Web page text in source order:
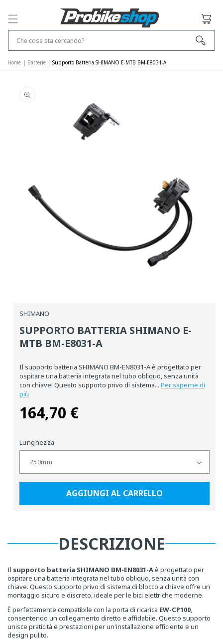
CONTENUTO
Che cosa sta cercando?
Cestino
Home | Batterie | Supporto Batteria SHIMANO E-MTB BM-E8031-A
PRODOTTO
finestra
SHIMANO
SUPPORTO BATTERIA SHIMANO E-
MTB BM-E8031-A
Il supporto batteria SHIMANO BM-EN8031-A è progettato per
ospitare una batteria integrata nel tubo obliquo, senza unità
con chiave. Questo supporto privo di sistema... Per saperne di
più
Prezzo
normale
164,70 €
Lunghezza
AGGIUNGI AL CARRELLO
DESCRIZIONE
Il supporto batteria SHIMANO BM-EN8031-Aè progettato per
ospitare una batteria integrata nel tubo obliquo, senza unità con
chiave. Questo supporto privo di sistema di blocco a chiave offre un
montaggio sicuro e discreto, ideale per le bici elettriche moderne.
È perfettamente compatibile con la porta di ricarica EW-CP100,
consentendo un collegamento diretto e affidabile. Questo supporto
unisce praticità e prestazioni per un'installazione efficiente e un
design pulito.